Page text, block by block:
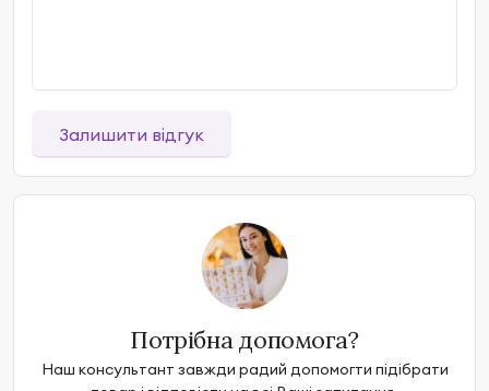
Залишити відгук
Потрібна допомога?
Наш консультант завжди радий допомогти підібрати